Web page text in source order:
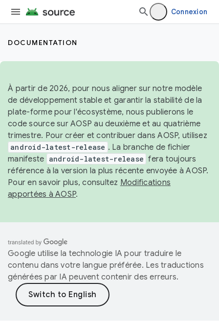
Connexion
DOCUMENTATION
À partir de 2026, pour nous aligner sur notre modèle
de développement stable et garantir la stabilité de la
plate-forme pour l'écosystème, nous publierons le
code source sur AOSP au deuxième et au quatrième
trimestre. Pour créer et contribuer dans AOSP, utilisez
android-latest-release . La branche de fichier
manifeste android-latest-release fera toujours
référence à la version la plus récente envoyée à AOSP.
Pour en savoir plus, consultez Modifications
apportées à AOSP.
Google utilise la technologie IA pour traduire le
contenu dans votre langue préférée. Les traductions
générées par IA peuvent contenir des erreurs.